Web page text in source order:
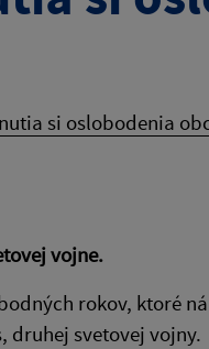
si oslobodenia
vojne.
rokov, ktoré
druhej svetovej vojny.